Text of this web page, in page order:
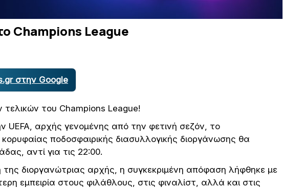
Champions League
στην Google
του Champions League!
αρχής γενομένης από την φετινή σεζόν, το
κορυφαίας ποδοσφαιρικής διασυλλογικής διοργάνωσης θα
αντί για τις 22:00.
διοργανώτριας αρχής, η συγκεκριμένη απόφαση λήφθηκε με
εμπειρία στους φιλάθλους, στις φιναλίστ, αλλά και στις